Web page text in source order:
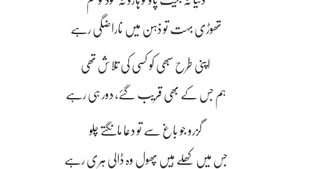
تھوڑی بہت تو ذہن میں ناراضگی رہے
اپنی طرح سبھی کو کسی کی تلاش تھی
ہم جس کے بھی قریب گئے، دور ہی رہے
گزرو جو باغ سے تو دعا مانگتے چلو
جس میں کھلے ہیں پھول وہ ڈالی ہری رہے